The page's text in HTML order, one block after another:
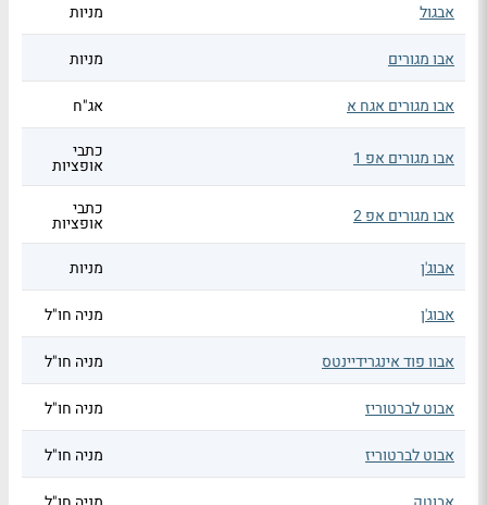
אבגול
מניות
אבו מגורים מניות
אבו מגורים אגח א אג"ח
אבו מגורים אפ 1 כתבי
אופציות
אבו מגורים אפ 2 כתבי
אופציות
אבוג'ן
מניות
אבוג'ן מניה חו"ל
אבוו פוד אינגרידיינטס מניה חו"ל
אבוט לברטוריז מניה חו"ל
אבוט לברטוריז מניה חו"ל